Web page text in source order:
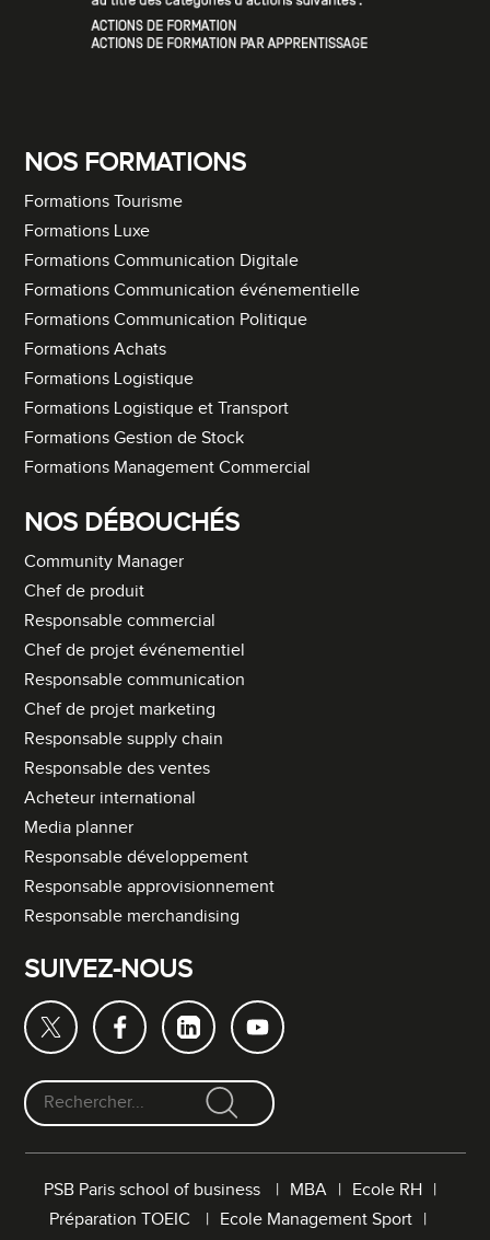
NOS FORMATIONS
Formations Tourisme
Formations Luxe
Formations Communication Digitale
Formations Communication événementielle
Formations Communication Politique
Formations Achats
Formations Logistique
Formations Logistique et Transport
Formations Gestion de Stock
Formations Management Commercial
NOS DÉBOUCHÉS
Community Manager
Chef de produit
Responsable commercial
Chef de projet événementiel
Responsable communication
Chef de projet marketing
Responsable supply chain
Responsable des ventes
Acheteur international
Media planner
Responsable développement
Responsable approvisionnement
Responsable merchandising
SUIVEZ-NOUS
F
PSB Paris school of business MBA
Ecole RH
Préparation TOEIC
Ecole Management Sport